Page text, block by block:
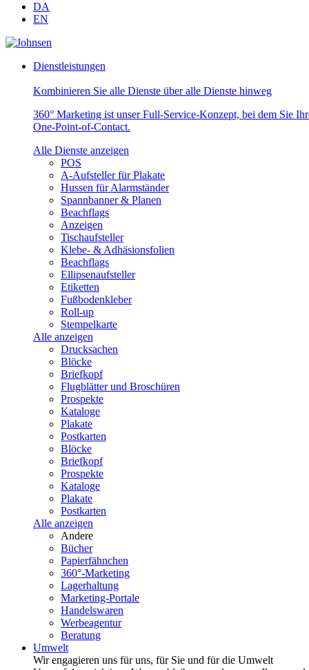
DA
EN
Dienstleistungen
Kombinieren Sie alle Dienste über alle Dienste hinweg
360° Marketing ist unser Full-Service-Konzept, bei dem Sie
One-Point-of-Contact.
Alle Dienste anzeigen
POS
A-Aufsteller für Plakate
Hussen für Alarmständer
Spannbanner & Planen
Beachflags
Anzeigen
Tischaufsteller
Klebe- & Adhäsionsfolien
Beachflags
Ellipsenaufsteller
Etiketten
Fußbodenkleber
Roll-up
Stempelkarte
Alle anzeigen
Drucksachen
Blöcke
Briefkopf
Flugblätter und Broschüren
Prospekte
Kataloge
Plakate
Postkarten
Blöcke
Briefkopf
Prospekte
Kataloge
Plakate
Postkarten
Alle anzeigen
Andere
Bücher
Papierfähnchen
360°-Marketing
Lagerhaltung
Marketing-Portale
Handelswaren
Werbeagentur
Beratung
Umwelt
Wir engagieren uns für uns, für Sie und für die Umwelt